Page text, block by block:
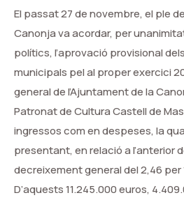
El passat 27 de novembre, el ple
Canonja va acordar, per
polítics, l’aprovació provisional
municipals pel al proper exercici
general de l’Ajuntament de la
Patronat de Cultura Castell de
ingressos com en despeses, la
presentant, en relació a l’anterior
decreixement general del 2,46 per
D’aquests 11.245.000 euros,